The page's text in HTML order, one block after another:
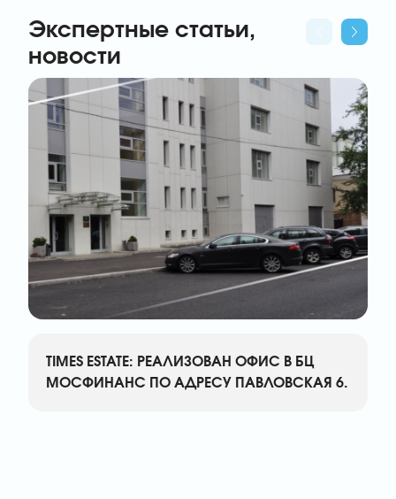
Экспертные статьи,
новости
TIMES ESTATE: РЕАЛИЗОВАН ОФИС В БЦ
МОСФИНАНС ПО АДРЕСУ ПАВЛОВСКАЯ 6.